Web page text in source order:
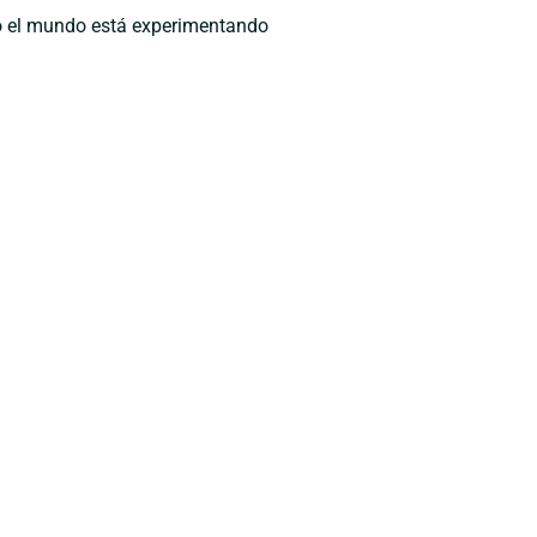
mundo está experimentando